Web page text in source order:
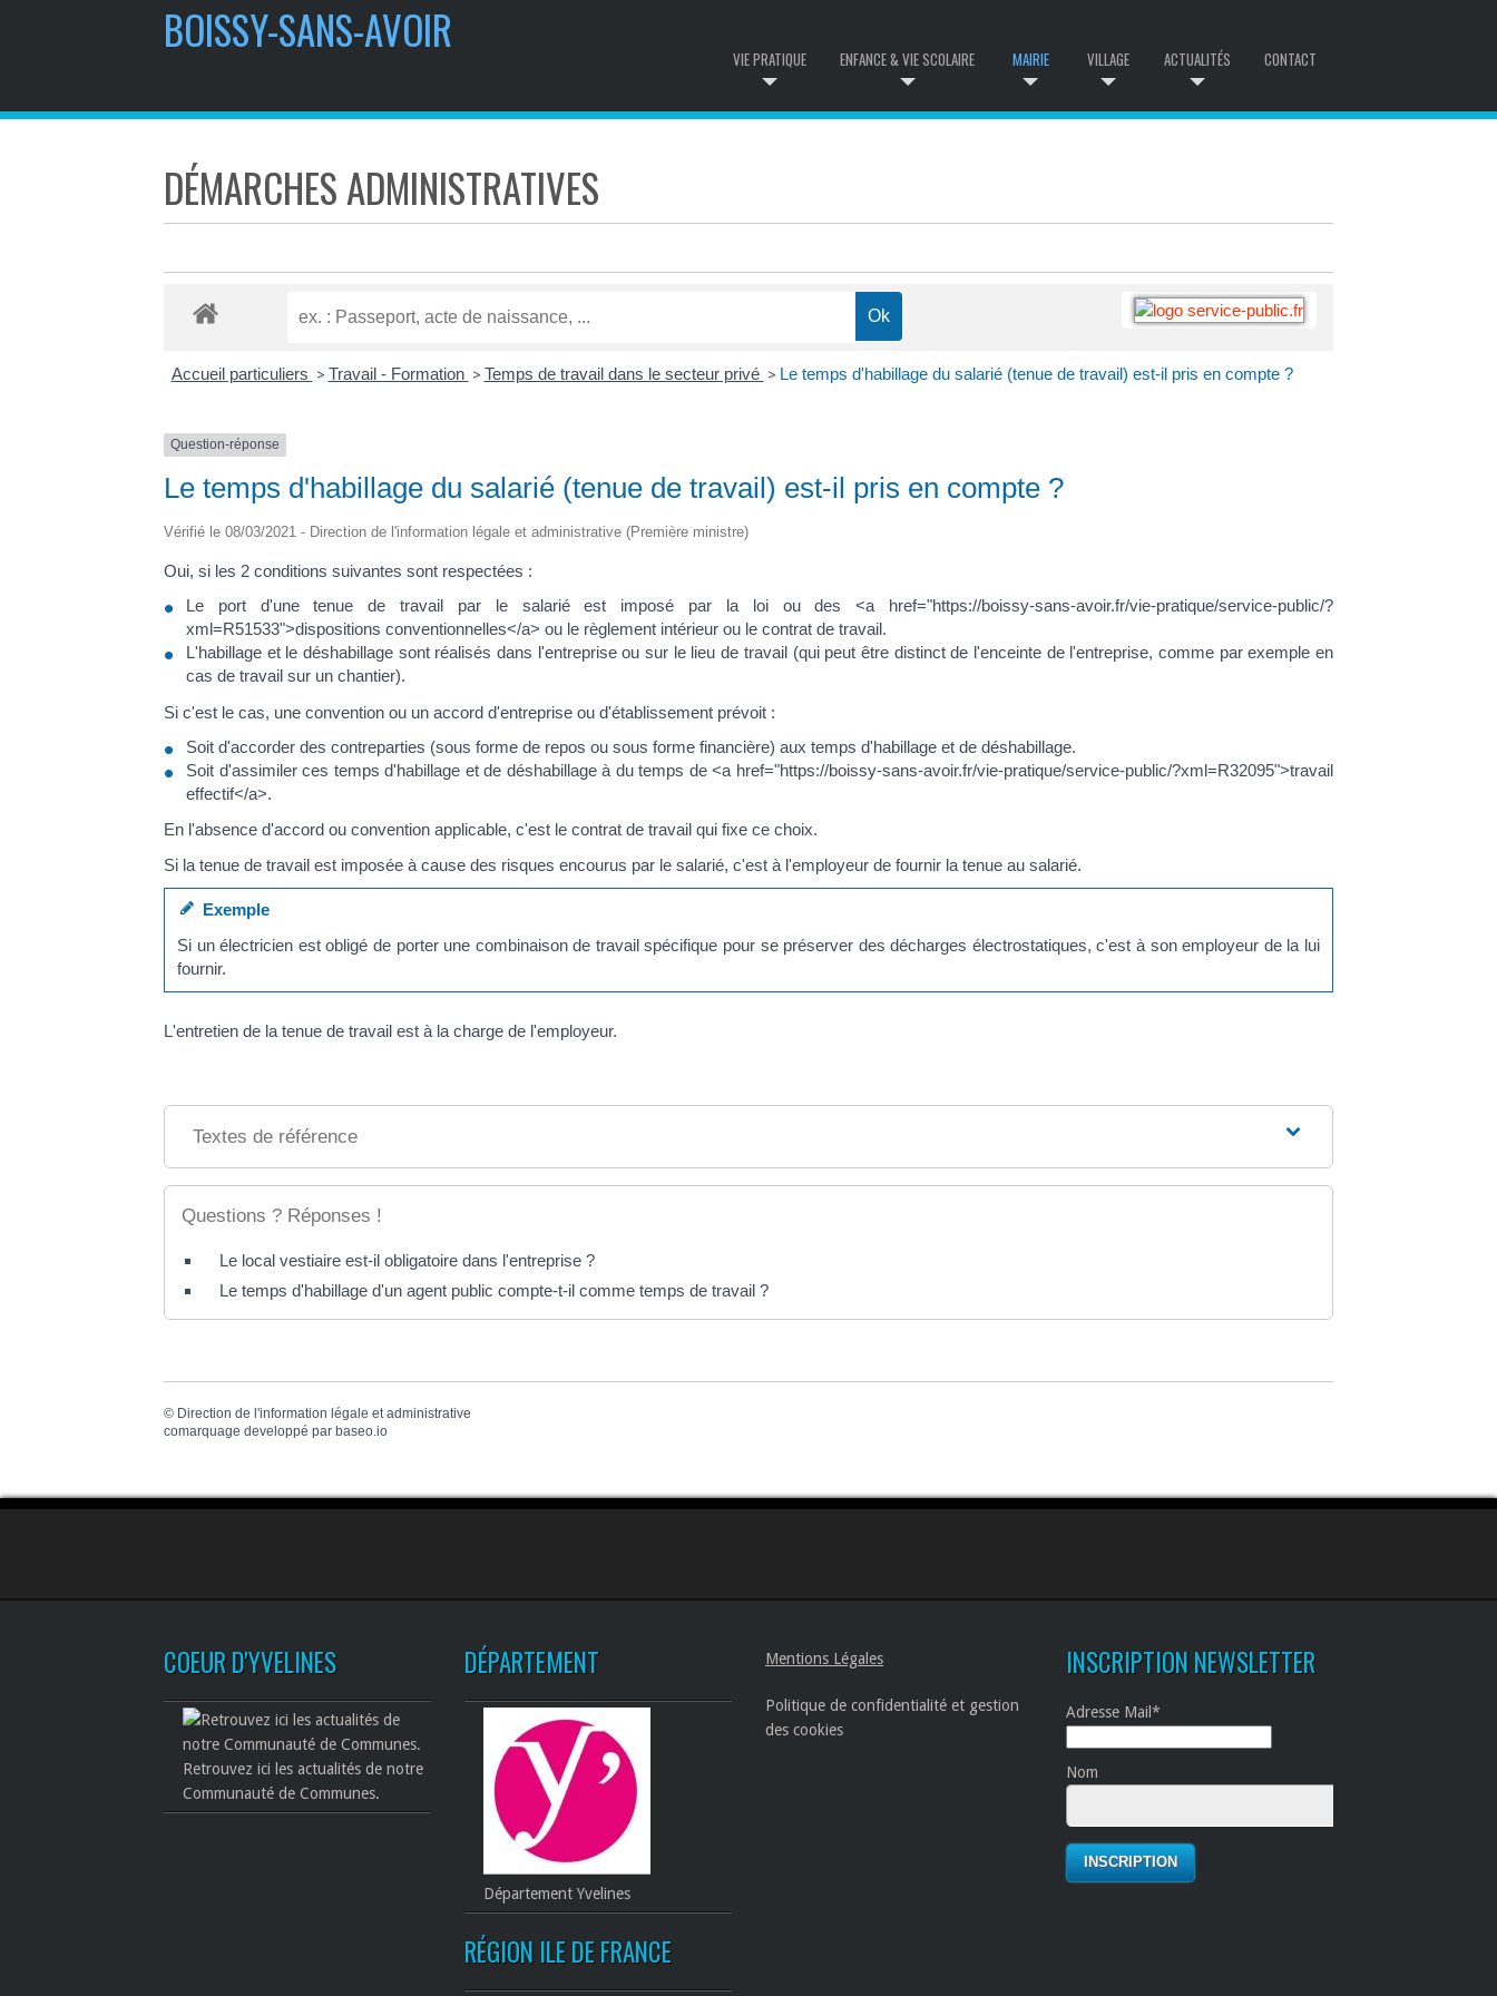
BOISSY-SANS-AVOIR
CONTACT
ACTUALITÉS
VILLAGE
MAIRIE
ENFANCE & VIE SCOLAIRE
VIE PRATIQUE
DÉMARCHES ADMINISTRATIVES
Accueil particuliers > Travail - Formation > Temps de travail dans le secteur privé > Le temps d'habillage du salarié (tenue de travail) est-il pris en compte ?
Question-réponse
Le temps d'habillage du salarié (tenue de travail) est-il pris en compte ?
Vérifié le 08/03/2021 - Direction de l'information légale et administrative (Première ministre)
Oui, si les 2 conditions suivantes sont respectées :
Le port d'une tenue de travail par le salarié est imposé par la loi ou des <a href="https://boissy-sans-avoir.fr/vie-pratique/service-public/?
xml=R51533">dispositions conventionnelles</a> ou le règlement intérieur ou le contrat de travail.
L'habillage et le déshabillage sont réalisés dans l'entreprise ou sur le lieu de travail (qui peut être distinct de l'enceinte de l'entreprise, comme par exemple en
cas de travail sur un chantier).
Si c'est le cas, une convention ou un accord d'entreprise ou d'établissement prévoit :
Soit d'accorder des contreparties (sous forme de repos ou sous forme financière) aux temps d'habillage et de déshabillage.
Soit d'assimiler ces temps d'habillage et de déshabillage à du temps de <a href="https://boissy-sans-avoir.fr/vie-pratique/service-public/?xml=R32095">travail
effectif</a>.
En l'absence d'accord ou convention applicable, c'est le contrat de travail qui fixe ce choix.
Si la tenue de travail est imposée à cause des risques encourus par le salarié, c'est à l'employeur de fournir la tenue au salarié.
Exemple
Si un électricien est obligé de porter une combinaison de travail spécifique pour se préserver des décharges électrostatiques, c'est à son employeur de la lui
fournir.
L'entretien de la tenue de travail est à la charge de l'employeur.
Textes de référence
Questions ? Réponses !
Le local vestiaire est-il obligatoire dans l'entreprise ?
Le temps d'habillage d'un agent public compte-t-il comme temps de travail ?
© Direction de l'information légale et administrative
comarquage developpé par baseo.io
COEUR D'YVELINES
Retrouvez ici les actualités de notre
Communauté de Communes.
DÉPARTEMENT
Département Yvelines
RÉGION ILE DE FRANCE
Mentions Légales
Politique de confidentialité et gestion
des cookies
INSCRIPTION NEWSLETTER
Adresse Mail*
Nom